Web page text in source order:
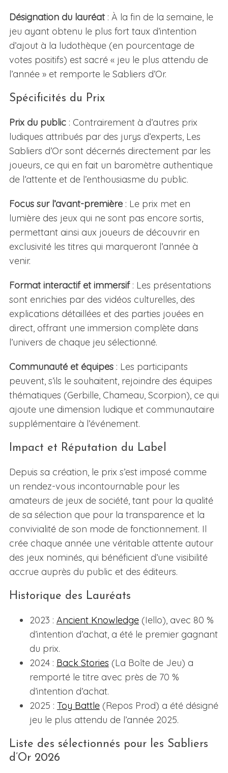
Désignation du lauréat: À la fin de la semaine, le
jeu ayant obtenu le plus fort taux d’intention
d’ajout à la ludothèque (en pourcentage de
votes positifs) est sacré « jeu le plus attendu de
l’année » et remporte le Sabliers d’Or.
Spécificités du Prix
Prix du public: Contrairement à d’autres prix
ludiques attribués par des jurys d’experts, Les
Sabliers d’Or sont décernés directement par les
joueurs, ce qui en fait un baromètre authentique
de l’attente et de l’enthousiasme du public.
Focus sur l’avant-première: Le prix met en
lumière des jeux qui ne sont pas encore sortis,
permettant ainsi aux joueurs de découvrir en
exclusivité les titres qui marqueront l’année à
venir.
Format interactif et immersif: Les présentations
sont enrichies par des vidéos culturelles, des
explications détaillées et des parties jouées en
direct, offrant une immersion complète dans
l’univers de chaque jeu sélectionné.
Communauté et équipes: Les participants
peuvent, s’ils le souhaitent, rejoindre des équipes
thématiques (Gerbille, Chameau, Scorpion), ce qui
ajoute une dimension ludique et communautaire
supplémentaire à l’événement.
Impact et Réputation du Label
Depuis sa création, le prix s’est imposé comme
un rendez-vous incontournable pour les
amateurs de jeux de société, tant pour la qualité
de sa sélection que pour la transparence et la
convivialité de son mode de fonctionnement. Il
crée chaque année une véritable attente autour
des jeux nominés, qui bénéficient d’une visibilité
accrue auprès du public et des éditeurs.
Historique des Lauréats
2023 : Ancient Knowledge(Iello), avec 80 %
d’intention d’achat, a été le premier gagnant
du prix.
2024 : Back Stories (La Boîte de Jeu) a
remporté le titre avec près de 70 %
d’intention d’achat.
2025 : Toy Battle(Repos Prod) a été désigné
jeu le plus attendu de l’année 2025.
Liste des sélectionnés pour les Sabliers
d’Or 2026